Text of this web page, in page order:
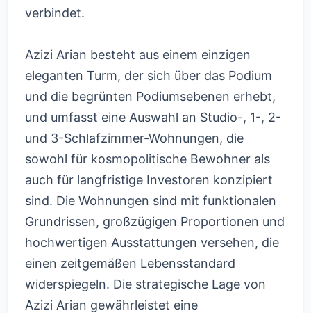
verbindet.
Azizi Arian besteht aus einem einzigen
eleganten Turm, der sich über das Podium
und die begrünten Podiumsebenen erhebt,
und umfasst eine Auswahl an Studio-, 1-, 2-
und 3-Schlafzimmer-Wohnungen, die
sowohl für kosmopolitische Bewohner als
auch für langfristige Investoren konzipiert
sind. Die Wohnungen sind mit funktionalen
Grundrissen, großzügigen Proportionen und
hochwertigen Ausstattungen versehen, die
einen zeitgemäßen Lebensstandard
widerspiegeln. Die strategische Lage von
Azizi Arian gewährleistet eine